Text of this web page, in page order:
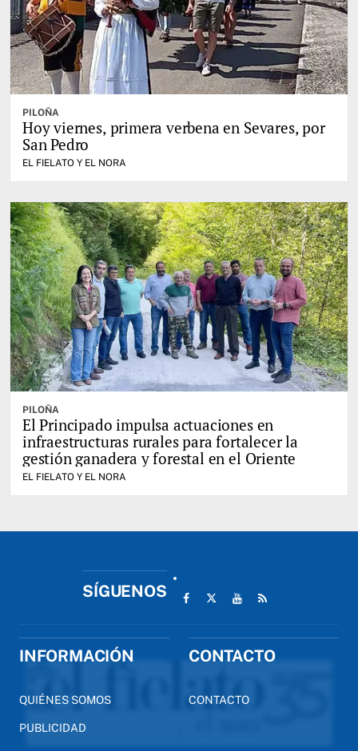
PILOÑA
Hoy viernes, primera verbena en Sevares, por
San Pedro
EL FIELATO Y EL NORA
PILOÑA
El Principado impulsa actuaciones en
infraestructuras rurales para fortalecer la
gestión ganadera y forestal en el Oriente
EL FIELATO Y EL NORA
SÍGUENOS
INFORMACIÓN
QUIÉNES SOMOS
PUBLICIDAD
CONTACTO
CONTACTO